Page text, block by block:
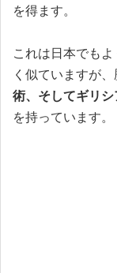
を得ます。
これは日本でも
く似ていますが
術、そしてギリ
を持っています。